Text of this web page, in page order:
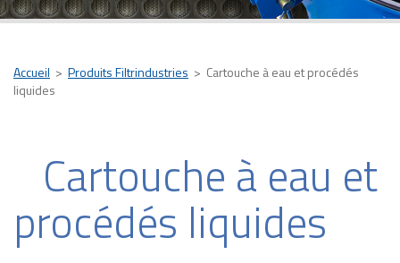
Accueil > Produits Filtrindustries > Cartouche à eau et procédés
liquides
Cartouche à eau et
procédés liquides